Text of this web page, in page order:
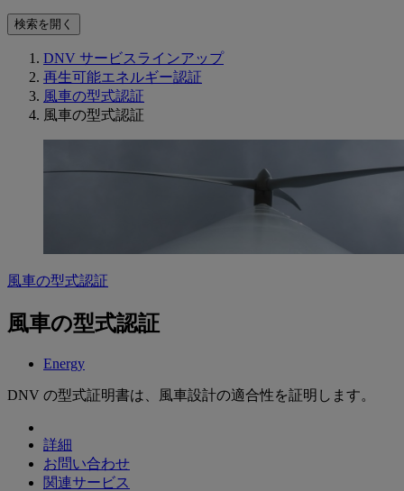
検索を開く
DNV サービスラインアップ
再生可能エネルギー認証
風車の型式認証
風車の型式認証
風車の型式認証
風車の型式認証
Energy
DNV の型式証明書は、風車設計の適合性を証明します。
詳細
お問い合わせ
関連サービス